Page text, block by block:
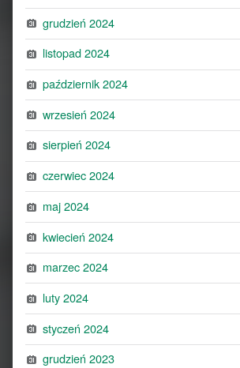
grudzień 2024
listopad 2024
październik 2024
wrzesień 2024
sierpień 2024
czerwiec 2024
maj 2024
kwiecień 2024
marzec 2024
luty 2024
styczeń 2024
grudzień 2023